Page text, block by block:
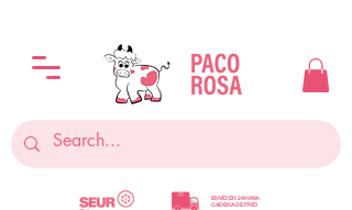
ENVÍO EN 24H/48h
CADENA DE FRÍO